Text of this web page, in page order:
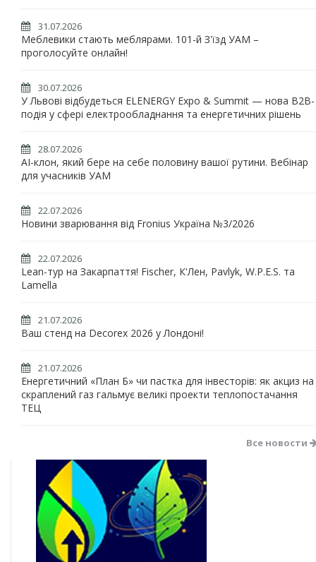
31.07.2026
Меблевики стають меблярами. 101-й З'їзд УАМ –
проголосуйте онлайн!
30.07.2026
У Львові відбудеться ELENERGY Expo & Summit — нова B2B-
подія у сфері електрообладнання та енергетичних рішень
28.07.2026
AI-клон, який бере на себе половину вашої рутини. Вебінар
для учасників УАМ
22.07.2026
Новини зварювання від Fronius Україна №3/2026
22.07.2026
Lean-тур на Закарпаття! Fischer, К'Лен, Pavlyk, W.P.E.S. та
Lamella
21.07.2026
Ваш стенд на Decorex 2026 у Лондоні!
21.07.2026
Енергетичний «План Б» чи пастка для інвесторів: як акциз на
скраплений газ гальмує великі проекти теплопостачання
ТЕЦ
Все новости